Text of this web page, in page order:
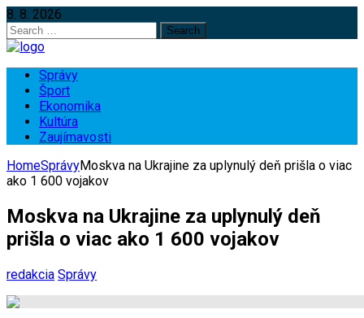
8. 8. 2026
Search
for:
Správy
Šport
Ekonomika
Kultúra
Zaujímavosti
HomeSprávyMoskva na Ukrajine za uplynulý deň prišla o viac
ako 1 600 vojakov
Moskva na Ukrajine za uplynulý deň
prišla o viac ako 1 600 vojakov
redakcia Správy